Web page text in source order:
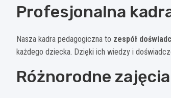
Profesjonalna
Nasza kadra pedagogiczna to zespół
każdego dziecka. Dzięki ich wiedzy i
Różnorodne